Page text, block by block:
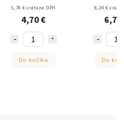
5,78 € vrátane DPH
4,70 €
Do košíka
8,24 €
6,70
Do